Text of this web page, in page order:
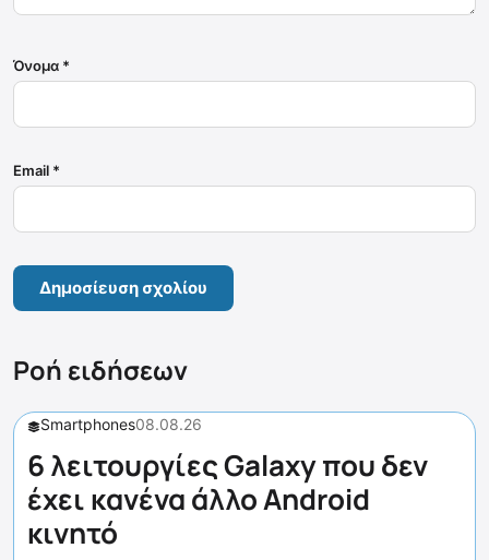
Όνομα *
Email *
Ροή ειδήσεων
Smartphones08.08.26
6 λειτουργίες Galaxy που δεν
έχει κανένα άλλο Android
κινητό